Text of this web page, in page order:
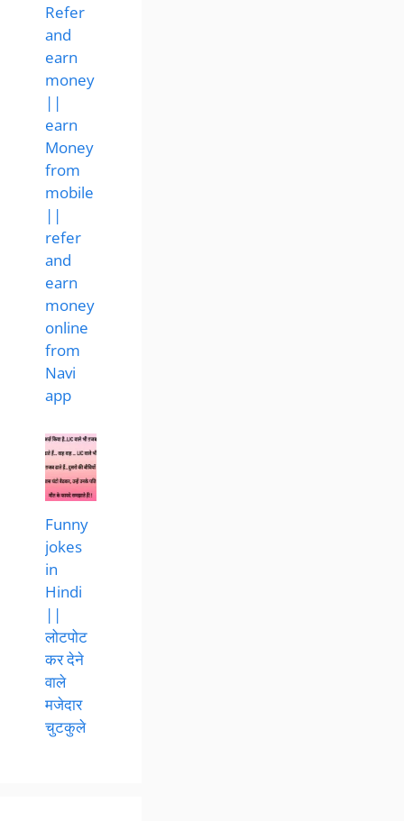
Refer
and
earn
money
||
earn
Money
from
mobile
||
refer
and
earn
money
online
from
Navi
app
Funny
jokes
in
Hindi
||
लोटपोट
कर देने
वाले
मजेदार
चुटकुले